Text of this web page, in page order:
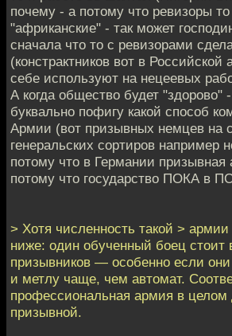
почему - а потому что ревизоры
"африканские" - так может
сначала что то с ревизорами
(констрактников вот в
себе используют на нецеевых
А когда общество будет "здорово" -
буквально пофигу какой способ
Армии (вот призывных немцев на
генеральских сортиров например
потому что в Германии
потому что государство ПОКА в
> Хотя численность такой >
ниже: один обученный боец стоит
призывников — особенно если
и метлу чаще, чем автомат.
профессиональная армия в
призывной.